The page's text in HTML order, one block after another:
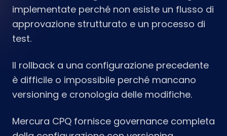
implementate perché non esiste un flusso di
approvazione strutturato e un processo di
test.
Il rollback a una configurazione precedente
è difficile o impossibile perché mancano
versioning e cronologia delle modifiche.
Mercura CPQ fornisce governance completa